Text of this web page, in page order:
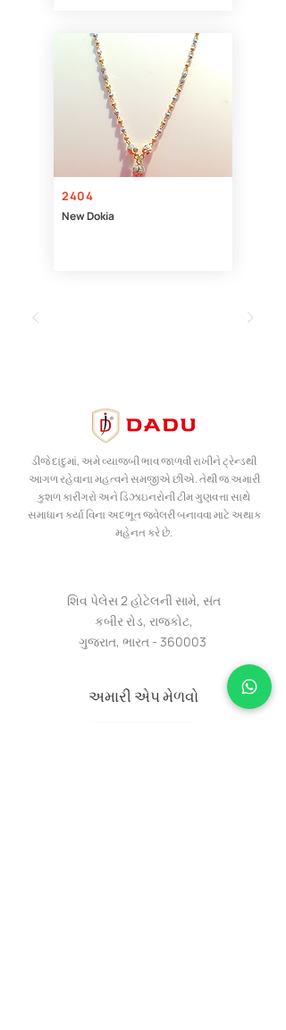
2404
New Dokia
ડીજે દાદુમાં, અમે વ્યાજબી ભાવ જાળવી રાખીને ટ્રેન્ડથી
આગળ રહેવાના મહત્વને સમજીએ છીએ. તેથી જ અમારી
કુશળ કારીગરો અને ડિઝાઇનરોની ટીમ ગુણવત્તા સાથે
સમાધાન કર્યા વિના અદભૂત જ્વેલરી બનાવવા માટે અથાક
મહેનત કરે છે.
શિવ પેલેસ 2 હોટેલની સામે, સંત
કબીર રોડ, રાજકોટ,
ગુજરાત, ભારત - 360003
અમારી એપ મેળવો